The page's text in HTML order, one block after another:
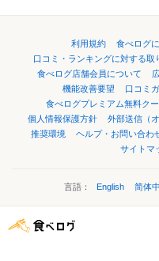
利用規約 食べログ
口コミ・ランキングに対する取
食べログ店舗会員について
機能改善要望
口コミ
食べログプレミアム無料ク
個人情報保護方針
外部送信（
推奨環境
ヘルプ・お問い合わ
サイトマ
言語： English 简体